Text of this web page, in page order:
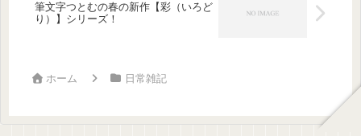
筆文字つとむの春の新作【彩（いろど
り）】シリーズ！
ホーム 日常雑記